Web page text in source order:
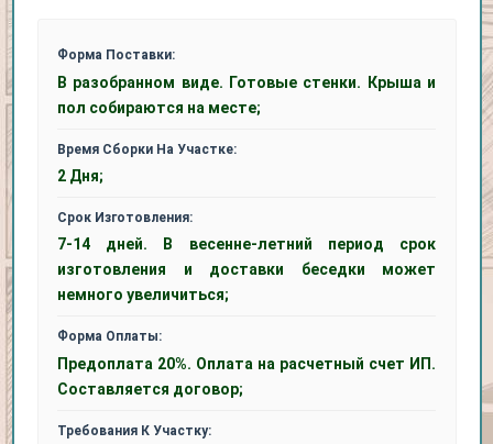
Форма Поставки:
В разобранном виде. Готовые стенки. Крыша и
пол собираются на месте;
Время Сборки На Участке:
2 Дня;
Срок Изготовления:
7-14 дней. В весенне-летний период срок
изготовления и доставки беседки может
немного увеличиться;
Форма Оплаты:
Предоплата 20%. Оплата на расчетный счет ИП.
Составляется договор;
Требования К Участку: